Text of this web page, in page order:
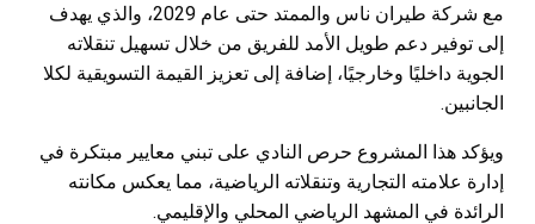
مع شركة طيران ناس والممتد حتى عام 2029، والذي يهدف
إلى توفير دعم طويل الأمد للفريق من خلال تسهيل تنقلاته
الجوية داخليًا وخارجيًا، إضافة إلى تعزيز القيمة التسويقية لكلا
الجانبين.
ويؤكد هذا المشروع حرص النادي على تبني معايير مبتكرة في
إدارة علامته التجارية وتنقلاته الرياضية، مما يعكس مكانته
الرائدة في المشهد الرياضي المحلي والإقليمي.